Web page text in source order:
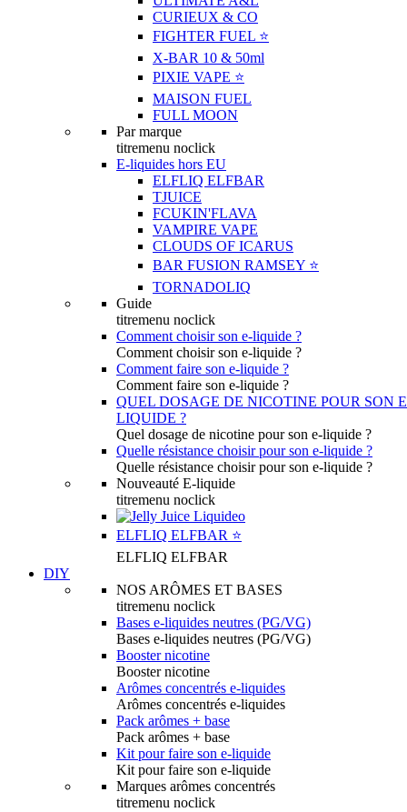
CURIEUX & CO
FIGHTER FUEL ⭐️
X-BAR 10 & 50ml
PIXIE VAPE ⭐️
MAISON FUEL
FULL MOON
Par marque
titremenu noclick
E-liquides hors EU
ELFLIQ ELFBAR
TJUICE
FCUKIN'FLAVA
VAMPIRE VAPE
CLOUDS OF ICARUS
BAR FUSION RAMSEY ⭐️
TORNADOLIQ
Guide
titremenu noclick
Comment choisir son e-liquide ?
Comment choisir son e-liquide ?
Comment faire son e-liquide ?
Comment faire son e-liquide ?
QUEL DOSAGE DE NICOTINE POUR SON
LIQUIDE ?
Quel dosage de nicotine pour son e-liquide ?
Quelle résistance choisir pour son e-liquide ?
Quelle résistance choisir pour son e-liquide ?
Nouveauté E-liquide
titremenu noclick
ELFLIQ ELFBAR ⭐️
ELFLIQ ELFBAR
DIY
NOS ARÔMES ET BASES
titremenu noclick
Bases e-liquides neutres (PG/VG)
Bases e-liquides neutres (PG/VG)
Booster nicotine
Booster nicotine
Arômes concentrés e-liquides
Arômes concentrés e-liquides
Pack arômes + base
Pack arômes + base
Kit pour faire son e-liquide
Kit pour faire son e-liquide
Marques arômes concentrés
titremenu noclick